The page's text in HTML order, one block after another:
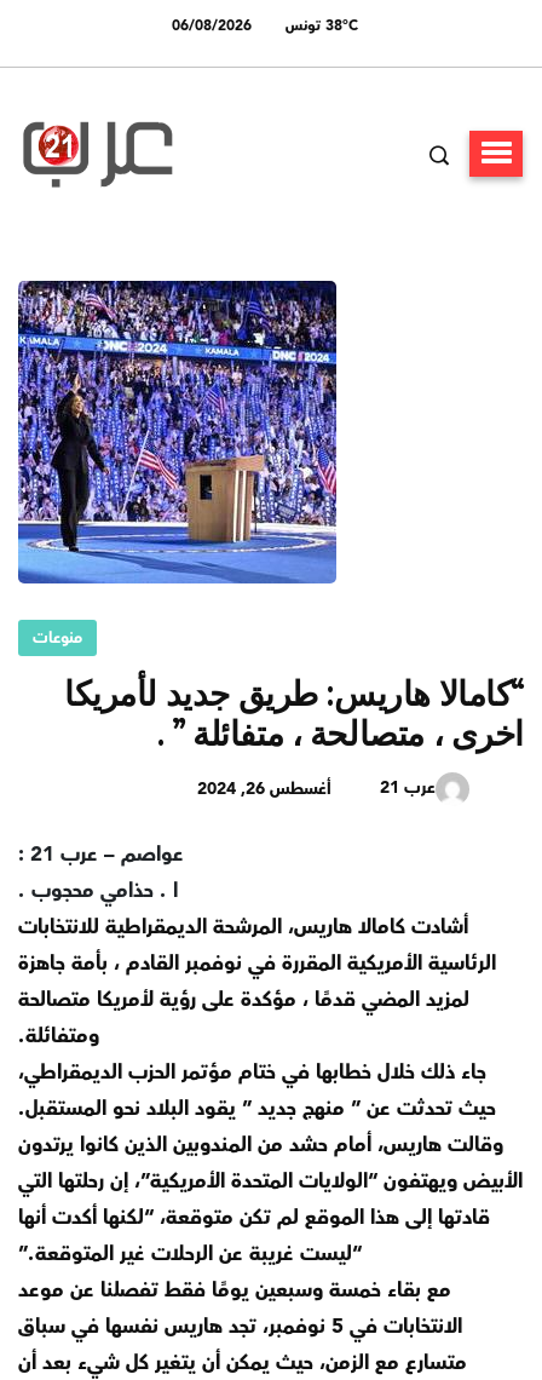
38°C تونس 06/08/2026
منوعات
“كامالا هاريس: طريق جديد لأمريكا
اخرى ، متصالحة ، متفائلة ” .
عرب 21 أغسطس 26, 2024
عواصم – عرب 21 :
ا . حذامي محجوب .
أشادت كامالا هاريس، المرشحة الديمقراطية للانتخابات
الرئاسية الأمريكية المقررة في نوفمبر القادم ، بأمة جاهزة
لمزيد المضي قدمًا ، مؤكدة على رؤية لأمريكا متصالحة
ومتفائلة.
جاء ذلك خلال خطابها في ختام مؤتمر الحزب الديمقراطي،
حيث تحدثت عن ” منهج جديد ” يقود البلاد نحو المستقبل.
وقالت هاريس، أمام حشد من المندوبين الذين كانوا يرتدون
الأبيض ويهتفون “الولايات المتحدة الأمريكية”، إن رحلتها التي
قادتها إلى هذا الموقع لم تكن متوقعة، “لكنها أكدت أنها
“ليست غريبة عن الرحلات غير المتوقعة.”
مع بقاء خمسة وسبعين يومًا فقط تفصلنا عن موعد
الانتخابات في 5 نوفمبر، تجد هاريس نفسها في سباق
متسارع مع الزمن، حيث يمكن أن يتغير كل شيء بعد أن